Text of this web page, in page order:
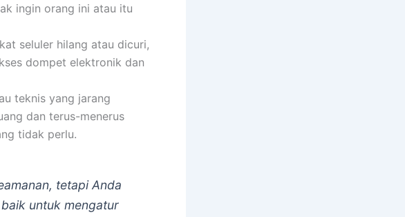
ingin orang ini atau itu
seluler hilang atau dicuri,
dompet elektronik dan
teknis yang jarang
dan terus-menerus
tidak perlu.
tetapi Anda
untuk mengatur